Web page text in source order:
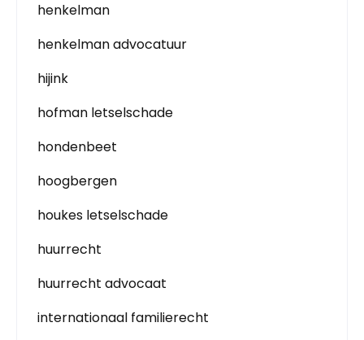
henkelman
henkelman advocatuur
hijink
hofman letselschade
hondenbeet
hoogbergen
houkes letselschade
huurrecht
huurrecht advocaat
internationaal familierecht